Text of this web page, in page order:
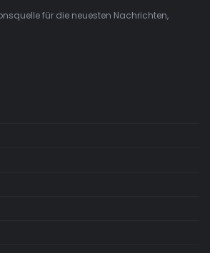
für die neuesten Nachrichten,